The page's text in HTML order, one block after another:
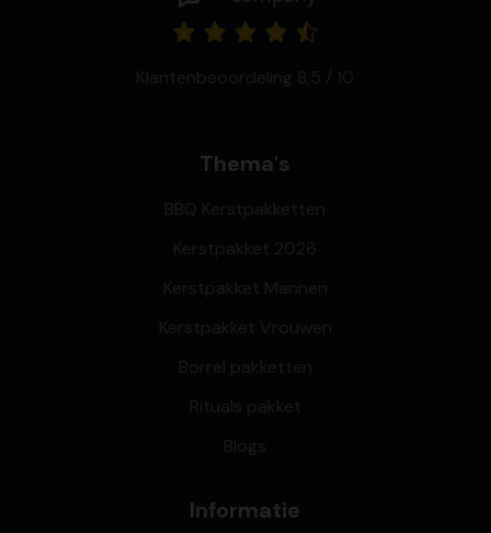
Thema's
Informatie